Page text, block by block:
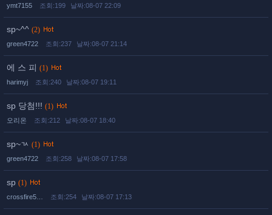
ymt7155 조회:199 날짜:08-07 22:09
sp~^^ (2)
green4722 조회:237 날짜:08-07 21:14
에 스 피 (1)
harimyj 조회:240 날짜:08-07 19:11
sp 당첨!!! (1)
오리온 조회:212 날짜:08-07 18:40
sp~ㄳ (1)
green4722 조회:258 날짜:08-07 17:58
sp (1)
crossfire5… 조회:254 날짜:08-07 17:13